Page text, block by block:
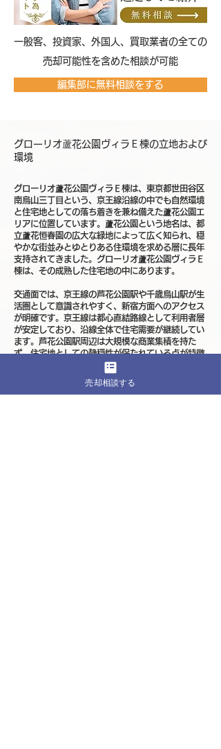
​一般客、投資家、外国人、買取業者の全ての
売却可能性を含めた相談が可能
編集部に無料相談をする
グローリオ蘆花公園ヴィラＥ棟の立地および
環境
グローリオ蘆花公園ヴィラＥ棟は、東京都世田谷区
南烏山三丁目という、京王線沿線の中でも自然環境
と住宅地としての落ち着きを兼ね備えた蘆花公園エ
リアに位置しています。蘆花公園という地名は、都
立蘆花恒春園の広大な緑地によって広く知られ、穏
やかな街並みとゆとりある住環境を求める層に長年
支持されてきました。グローリオ蘆花公園ヴィラＥ
棟は、その成熟した住宅地の中にあります。
交通面では、京王線の芦花公園駅や千歳烏山駅が生
活圏として意識されやすく、新宿方面へのアクセス
が明確です。京王線は都心直結路線として利用者層
が安定しており、沿線全体で住宅需要が継続してい
ます。芦花公園駅周辺は大規模な商業集積を持た
ず、住宅地としての静穏性が保たれている点が特徴
です。グローリオ蘆花公園ヴィラＥ棟は、こうした
交通利便性と落ち着いた住環境を両立する立地にあ
売却相談する